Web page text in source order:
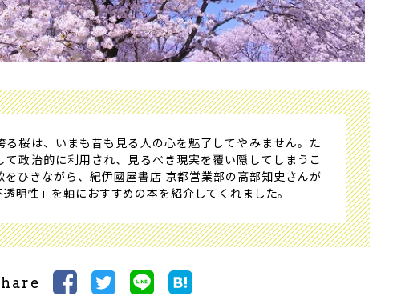
桜は、いまも昔も見る人の心を魅了してやみません。た
て政治的に利用され、見るべき現実を覆い隠してしまうこ
ひきながら、紀伊國屋書店 京都営業部の髙部知史さんが
透明性」を軸におすすめの本を紹介してくれました。